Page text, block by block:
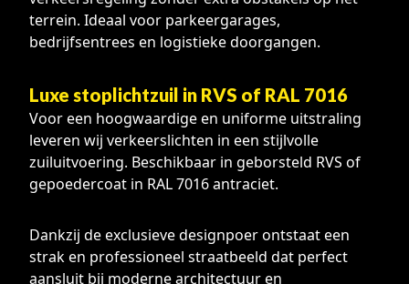
terrein. Ideaal voor parkeergarages,
bedrijfsentrees en logistieke doorgangen.
Luxe stoplichtzuil in RVS of RAL 7016
Voor een hoogwaardige en uniforme uitstraling
leveren wij verkeerslichten in een stijlvolle
zuiluitvoering. Beschikbaar in geborsteld RVS of
gepoedercoat in RAL 7016 antraciet.
Dankzij de exclusieve designpoer ontstaat een
strak en professioneel straatbeeld dat perfect
aansluit bij moderne architectuur en